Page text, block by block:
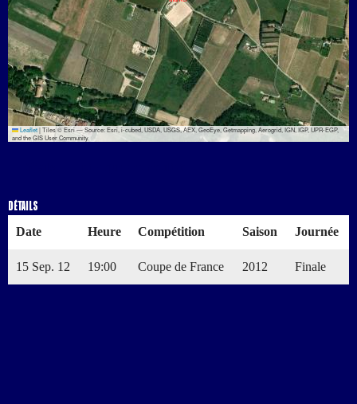
Leaflet |Tiles © Esri — Source: Esri, i-cubed, USDA, USGS, AEX, GeoEye, Getmapping, Aerogrid, IGN, IGP, UPR-EGP,
and the GIS User Community
Détails
Date Heure Compétition Saison Journée
15 Sep. 12 19:00 Coupe de France 2012 Finale